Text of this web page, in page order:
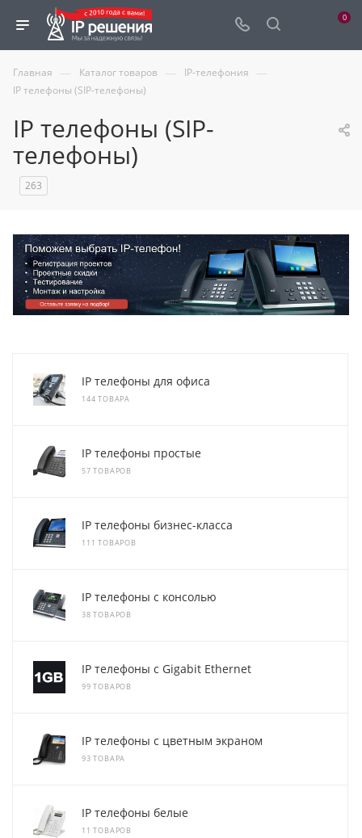
0
Главная — Каталог товаров — IP-телефония —
IP телефоны (SIP-телефоны)
IP телефоны (SIP-
телефоны)
263
IP телефоны для офиса
144 ТОВАРА
IP телефоны простые
57 ТОВАРОВ
IP телефоны бизнес-класса
111 ТОВАРОВ
IP телефоны с консолью
38 ТОВАРОВ
IP телефоны с Gigabit Ethernet
99 ТОВАРОВ
IP телефоны с цветным экраном
93 ТОВАРА
IP телефоны белые
11 ТОВАРОВ